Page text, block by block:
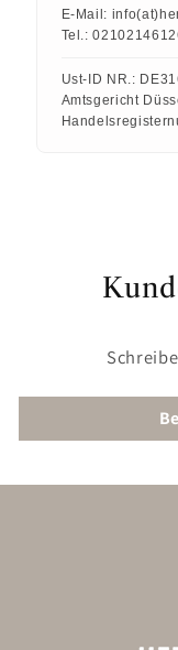
E-Mail:
Tel.:
Ust-ID NR.:
Amtsgericht